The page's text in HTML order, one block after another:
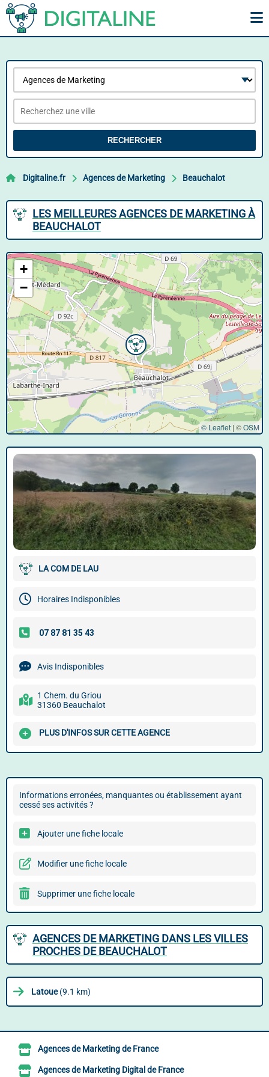
RECHERCHER
Digitaline.fr Agences de Marketing Beauchalot
LES MEILLEURES AGENCES DE MARKETING À
BEAUCHALOT
+
−
© Leaflet | ©OSM
LA COM DE LAU
Horaires Indisponibles
Avis Indisponibles
1 Chem. du Griou
31360 Beauchalot
PLUS D'INFOS SUR CETTE AGENCE
Informations erronées, manquantes ou établissement ayant
cessé ses activités ?
Ajouter une fiche locale
Modifier une fiche locale
Supprimer une fiche locale
AGENCES DE MARKETING DANS LES VILLES
PROCHES DE BEAUCHALOT
Latoue(9.1 km)
Agences de Marketing de France
Agences de Marketing Digital de France